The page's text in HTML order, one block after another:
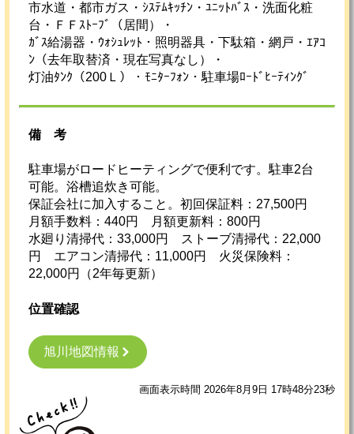
市水道・都市ガス・ｼｽﾃﾑｷｯﾁﾝ・ﾕﾆｯﾄﾊﾞｽ・洗面化粧
台・ＦＦｽﾄｰﾌﾞ（居間）・
ｶﾞｽ給湯器・ｳｫｼｭﾚｯﾄ・照明器具・下駄箱・網戸・ｴｱｺ
ﾝ（去年取替済・現在写真なし）・
灯油ﾀﾝｸ（200Ｌ）・ﾓﾆﾀｰﾌｫﾝ・駐車場ﾛｰﾄﾞﾋｰﾃｨﾝｸﾞ
備考
駐車場がロードヒーティングで便利です。駐車2台
可能。浴槽追炊き可能。
保証会社に加入すること。初回保証料：27,500円
月額手数料：440円 月額更新料：800円
水廻り清掃代：33,000円 ストーブ清掃代：22,000
円 エアコン清掃代：11,000円 火災保険料：
22,000円（2年毎更新）
位置確認
旭川地図情報
画面表示時間 2026年8月9日 17時48分23秒